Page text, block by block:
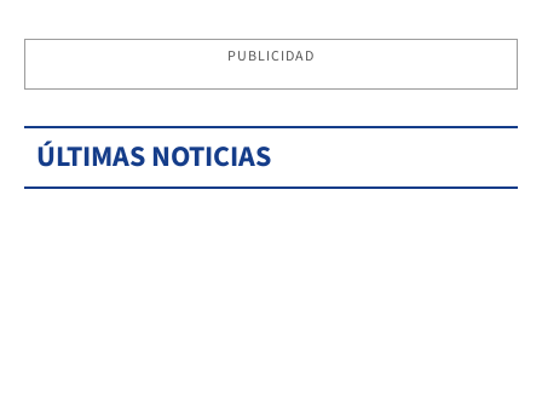
PUBLICIDAD
ÚLTIMAS NOTICIAS